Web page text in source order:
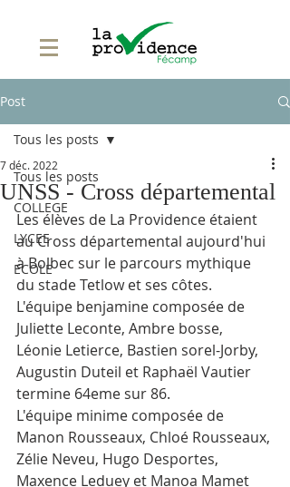
Post
Tous les posts
COLLEGE
LYCEE
ECOLE
Tous les posts
UNSS - Cross départemental
7 déc. 2022
Les élèves de La Providence étaient
au Cross départemental aujourd'hui
à Bolbec sur le parcours mythique
du stade Tetlow et ses côtes.
L'équipe benjamine composée de
Juliette Leconte, Ambre bosse,
Léonie Letierce, Bastien sorel-Jorby,
Augustin Duteil et Raphaël Vautier
termine 64eme sur 86.
L'équipe minime composée de
Manon Rousseaux, Chloé Rousseaux,
Zélie Neveu, Hugo Desportes,
Maxence Leduey et Manoa Mamet